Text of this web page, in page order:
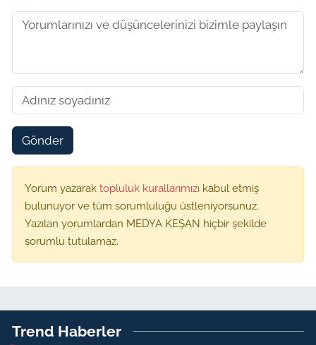
Gönder
Yorum yazarak topluluk kurallarımızı kabul etmiş
bulunuyor ve tüm sorumluluğu üstleniyorsunuz.
Yazılan yorumlardan MEDYA KEŞAN hiçbir şekilde
sorumlu tutulamaz.
Trend Haberler